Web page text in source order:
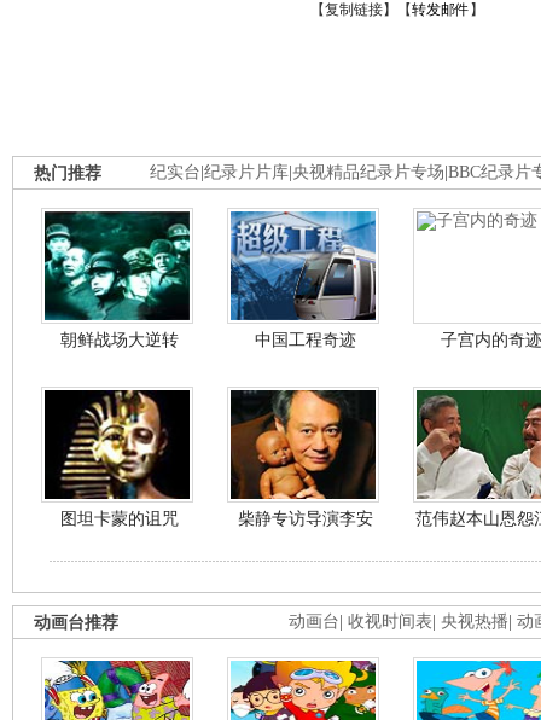
【复制链接】【转发邮件 】
纪实台 纪录片片库 央视精品纪录片专场 BBC纪录片
热门推荐
朝鲜战场大逆转 中国工程奇迹 子宫内的奇迹
图坦卡蒙的诅咒 柴静专访导演李安 范伟赵本山恩怨
动画台 收视时间表 央视热播 动
动画台推荐